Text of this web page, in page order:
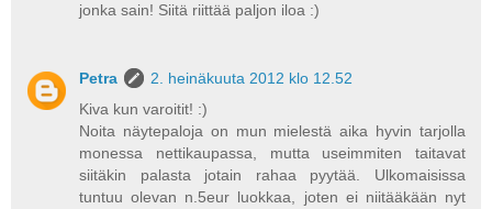
jonka sain! Siitä riittää paljon iloa :)
Petra
2. heinäkuuta 2012 klo 12.52
Kiva kun varoitit! :)
Noita näytepaloja on mun mielestä aika hyvin tarjolla
monessa nettikaupassa, mutta useimmiten taitavat
siitäkin palasta jotain rahaa pyytää. Ulkomaisissa
tuntuu olevan n.5eur luokkaa, joten ei niitääkään nyt